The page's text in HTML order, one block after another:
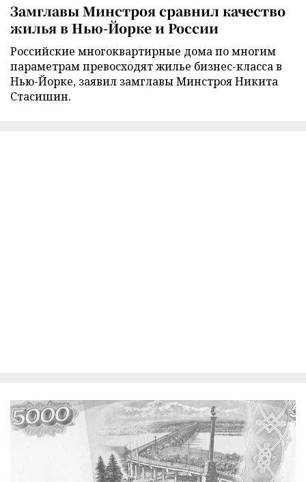
Замглавы Минстроя сравнил качество
жилья в Нью-Йорке и России
Российские многоквартирные дома по многим
параметрам превосходят жилье бизнес-класса в
Нью-Йорке, заявил замглавы Минстроя Никита
Стасишин.